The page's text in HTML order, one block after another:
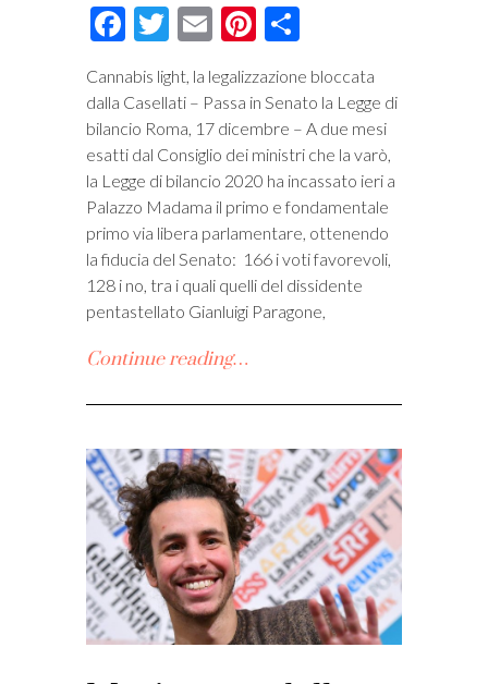
Facebook
Twitter
EmailPinterest
Cannabis light, la legalizzazione bloccata
dalla Casellati – Passa in Senato la Legge di
bilancio Roma, 17 dicembre – A due mesi
esatti dal Consiglio dei ministri che la varò,
la Legge di bilancio 2020 ha incassato ieri a
Palazzo Madama il primo e fondamentale
primo via libera parlamentare, ottenendo
la fiducia del Senato: 166 i voti favorevoli,
128 i no, tra i quali quelli del dissidente
pentastellato Gianluigi Paragone,
Continue reading…